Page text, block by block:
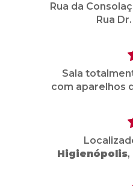
Rua da
Rua
Sala
com aparelhos
Higienópolis,